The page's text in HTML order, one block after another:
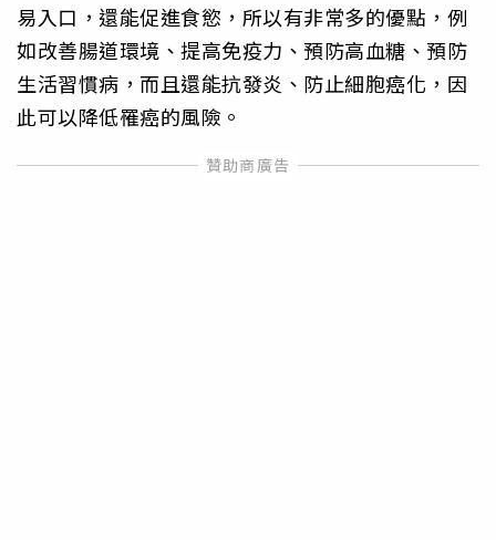
易入口，還能促進食慾，所以有非常多的優點，例
如改善腸道環境、提高免疫力、預防高血糖、預防
生活習慣病，而且還能抗發炎、防止細胞癌化，因
此可以降低罹癌的風險。